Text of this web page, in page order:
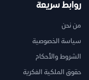
روابط سريعة
من نحن
سياسة الخصوصية
الشروط والأحكام
حقوق الملكية الفكرية